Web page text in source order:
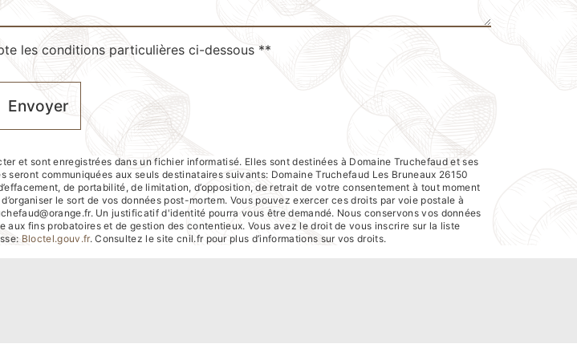
les conditions particulières ci-dessous **
Envoyer
et sont enregistrées dans un fichier informatisé. Elles sont destinées à Domaine Truchefaud et ses
communiquées aux seuls destinataires suivants: Domaine Truchefaud Les Bruneaux 26150
de portabilité, de limitation, d’opposition, de retrait de votre consentement à tout moment
le sort de vos données post-mortem. Vous pouvez exercer ces droits par voie postale à
Un justificatif d'identité pourra vous être demandé. Nous conservons vos données
fins probatoires et de gestion des contentieux. Vous avez le droit de vous inscrire sur la liste
Bloctel.gouv.fr. Consultez le site cnil.fr pour plus d’informations sur vos droits.